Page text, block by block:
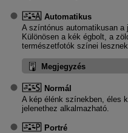
Automatikus
A színtónus automatikusan a
Különösen a kék égbolt, a
természetfotók színei lesznek
Megjegyzés
Normál
A kép élénk színekben, éles
jelenethez alkalmazható.
Portré